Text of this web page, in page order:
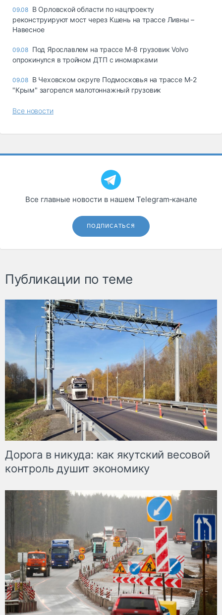
09.08 В Орловской области по нацпроекту
реконструируют мост через Кшень на трассе Ливны –
Навесное
09.08 Под Ярославлем на трассе М-8 грузовик Volvo
опрокинулся в тройном ДТП с иномарками
09.08 В Чеховском округе Подмосковья на трассе М-2
"Крым" загорелся малотоннажный грузовик
Все новости
Все главные новости в нашем Telegram‑канале
ПОДПИСАТЬСЯ
Публикации по теме
Дорога в никуда: как якутский весовой
контроль душит экономику